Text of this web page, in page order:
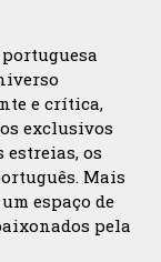
e crítica,
exclusivos
estreias, os
Mais
espaço de
pela